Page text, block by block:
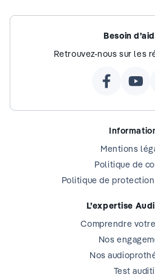
Besoin
Retrouvez-nous sur les
Mentions
Politique de
Politique de
L’expertise
Comprendre
Nos
Nos
Test